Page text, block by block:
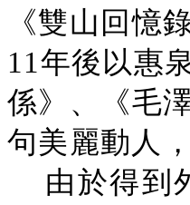
《雙山回憶
11年後以惠
係》、《毛
句美麗動人
由於得到